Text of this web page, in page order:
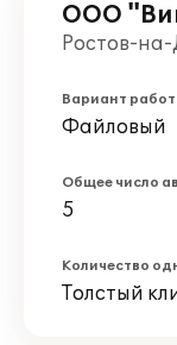
ООО
Ростов-
Вариант
Файловый
Общее число
5
Количество
Толстый